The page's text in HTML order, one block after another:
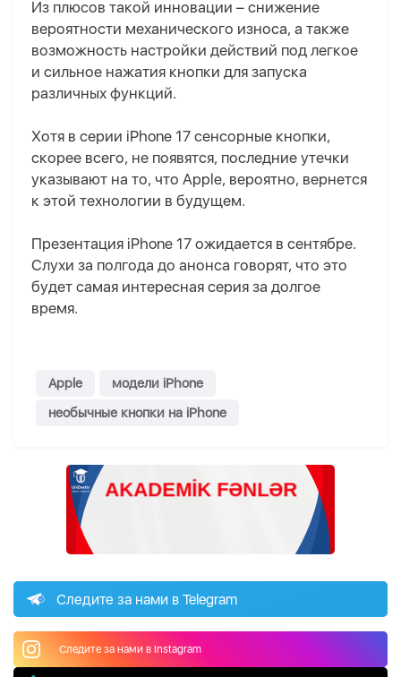
Из плюсов такой инновации – снижение
вероятности механического износа, а также
возможность настройки действий под легкое
и сильное нажатия кнопки для запуска
различных функций.
Хотя в серии iPhone 17 сенсорные кнопки,
скорее всего, не появятся, последние утечки
указывают на то, что Apple, вероятно, вернется
к этой технологии в будущем.
Презентация iPhone 17 ожидается в сентябре.
Слухи за полгода до анонса говорят, что это
будет самая интересная серия за долгое
время.
Apple
модели iPhone
необычные кнопки на iPhone
Следите за нами в Telegram
Следите за нами в Instagram